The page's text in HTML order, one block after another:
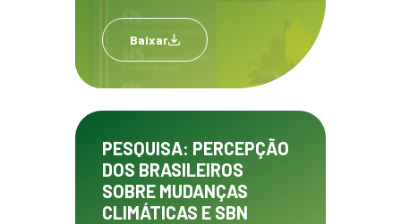
Baixar
PESQUISA: PERCEPÇÃO
DOS BRASILEIROS
SOBRE MUDANÇAS
CLIMÁTICAS E SBN